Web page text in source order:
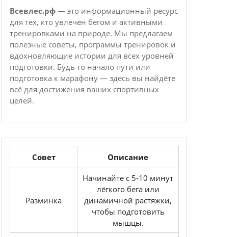
Всевлес.рф — это информационный ресурс
для тех, кто увлечён бегом и активными
тренировками на природе. Мы предлагаем
полезные советы, программы тренировок и
вдохновляющие истории для всех уровней
подготовки. Будь то начало пути или
подготовка к марафону — здесь вы найдёте
всё для достижения ваших спортивных
целей.
Совет Описание
Разминка
Начинайте с 5-10 минут
лёгкого бега или
динамичной растяжки,
чтобы подготовить
мышцы.